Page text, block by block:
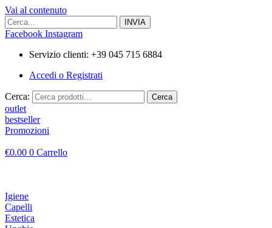
Vai al contenuto
Facebook Instagram
Servizio clienti: +39 045 715 6884
Accedi o Registrati
Cerca: Cerca
outlet
bestseller
Promozioni
€0.00 0 Carrello
Igiene
Capelli
Estetica